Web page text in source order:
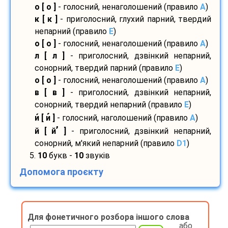
о [ о ] - голосний, ненаголошений (правило A)
к [ к ]
- приголосний, глухий парний, твердий
непарний (правило E)
о [ о ]
- голосний, ненаголошений (правило A)
л [ л ]
- приголосний, дзвінкий непарний,
сонорний, твердий парний (правило E)
о [ о ]
- голосний, ненаголошений (правило A)
в [ в ]
- приголосний, дзвінкий непарний,
сонорний, твердий непарний (правило E)
и [ и - голосний, наголошений (правило A)
й [ й’
- приголосний, дзвінкий непарний,
сонорний, м'який непарний (правило D1)
5. 10 букв - 10 звуків
Допомога проєкту
Для фонетичного розбора іншого слова
або